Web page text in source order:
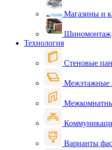
Магазины и
Шиномонтаж
Технология
Стеновые
Межэтажные
Варианты